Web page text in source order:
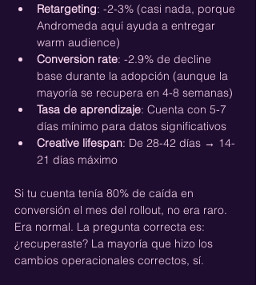
Retargeting: -2-3% (casi nada, porque
Andromeda aquí ayuda a entregar
warm audience)
Conversion rate: -2.9% de decline
base durante la adopción (aunque la
mayoría se recupera en 4-8 semanas)
Tasa de aprendizaje: Cuenta con 5-7
días mínimo para datos significativos
Creative lifespan: De 28-42 días → 14-
21 días máximo
Si tu cuenta tenía 80% de caída en
conversión el mes del rollout, no era raro.
Era normal. La pregunta correcta es:
¿recuperaste? La mayoría que hizo los
cambios operacionales correctos, sí.